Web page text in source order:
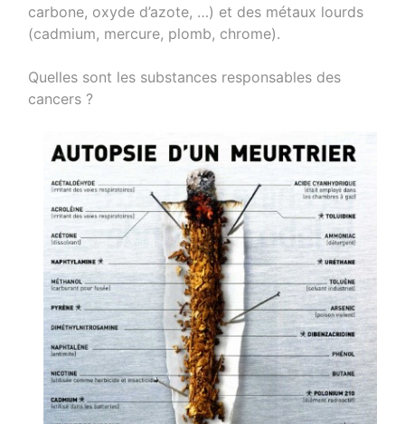
carbone, oxyde d’azote, …) et des métaux lourds
(cadmium, mercure, plomb, chrome).
Quelles sont les substances responsables des
cancers ?